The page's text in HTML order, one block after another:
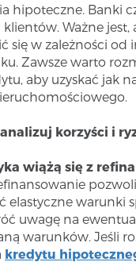
hipoteczne. Banki
Ważne jest,
się w zależności od
Zawsze warto
aby uzyskać jak
korzyści i
wiążą się z
elastyczne warunki
uwagę na
warunków. Jeśli
kredytu